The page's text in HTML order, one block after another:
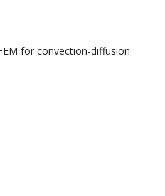
for convection-diffusion